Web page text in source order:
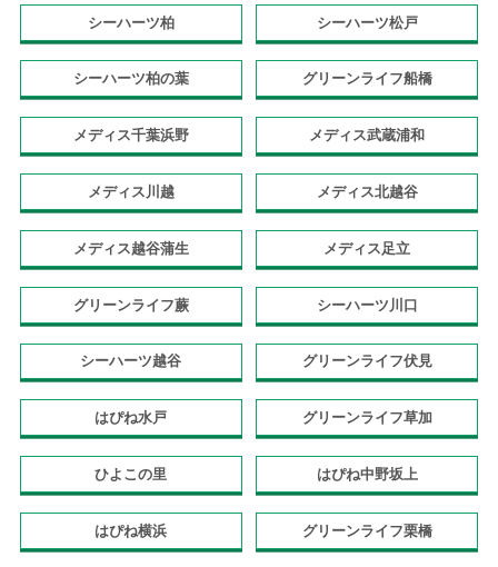
シーハーツ柏 シーハーツ松戸
シーハーツ柏の葉 グリーンライフ船橋
メディス千葉浜野 メディス武蔵浦和
メディス川越 メディス北越谷
メディス越谷蒲生 メディス足立
グリーンライフ蕨 シーハーツ川口
シーハーツ越谷 グリーンライフ伏見
はぴね水戸 グリーンライフ草加
ひよこの里 はぴね中野坂上
はぴね横浜 グリーンライフ栗橋